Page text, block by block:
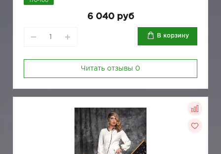
6 040 руб
В корзину
Читать отзывы 0